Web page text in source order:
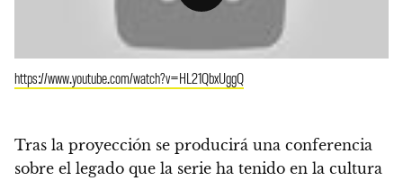
https://www.youtube.com/watch?v=HL21QbxUggQ
Tras la proyección se producirá una conferencia
sobre el legado que la serie ha tenido en la cultura